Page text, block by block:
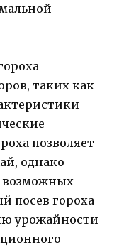
таких как
позволяет
однако
возможных
посев гороха
урожайности